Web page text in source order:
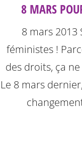
8 MARS
8 mars 2013
féministes !
des droits, ça
Le 8 mars